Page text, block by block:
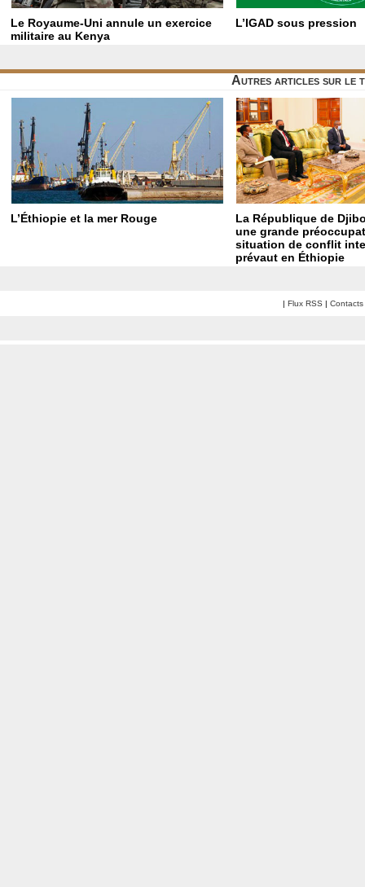
Le Royaume-Uni annule un exercice
militaire au Kenya
L’IGAD sous pression
Autres articles sur le
L’Éthiopie et la mer Rouge
La République de
une grande
situation de conflit
prévaut en Éthiopie
| Flux RSS | Contacts